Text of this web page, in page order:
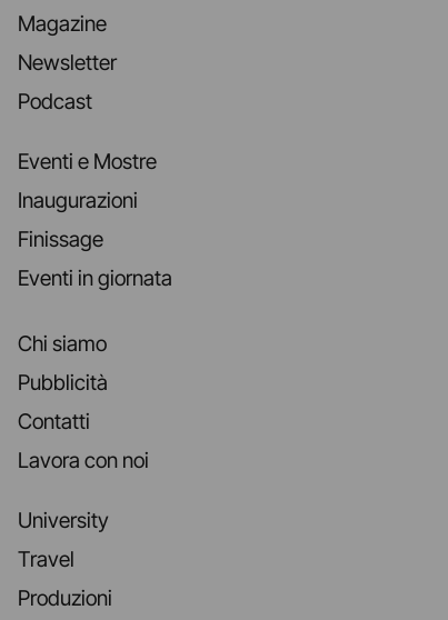
Magazine
Newsletter
Podcast
Eventi e Mostre
Inaugurazioni
Finissage
Eventi in giornata
Chi siamo
Pubblicità
Contatti
Lavora con noi
University
Travel
Produzioni